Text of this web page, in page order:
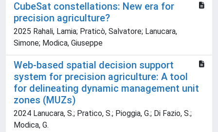
CubeSat constellations: New era for
precision agriculture?
2025 Rahali, Lamia; Praticò, Salvatore; Lanucara,
Simone; Modica, Giuseppe
Web-based spatial decision support
system for precision agriculture: A tool
for delineating dynamic management unit
zones (MUZs)
2024 Lanucara, S.; Pratico, S.; Pioggia, G.; Di Fazio, S.;
Modica, G.